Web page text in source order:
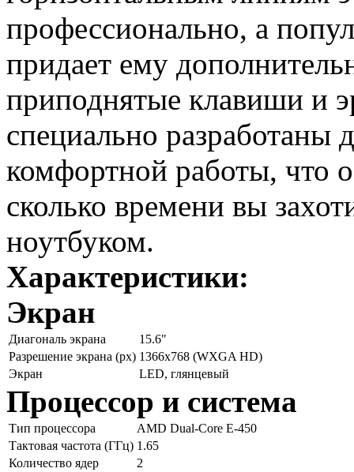
профессионально, а
придает ему
приподнятые клавиши и
специально разработаны
комфортной работы, что
сколько времени вы
ноутбуком.
Характеристики:
Экран
Диагональ экрана
15.6"
Разрешение экрана (px) 1366x768 (WXGA HD)
Экран
LED, глянцевый
Процессор и система
Тип процессора
AMD Dual-Core E-450
Тактовая частота (ГГц) 1.65
Количество ядер
2